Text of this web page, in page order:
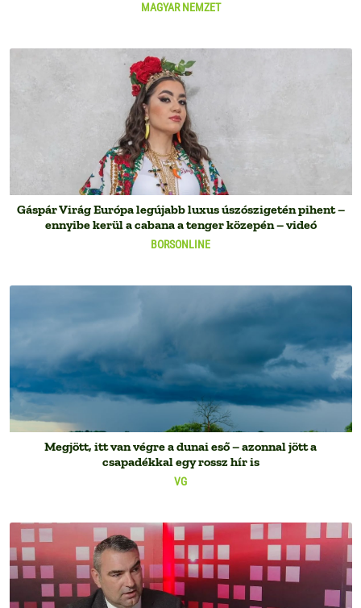
MAGYAR NEMZET
BORSONLINE
Gáspár Virág Európa legújabb luxus úszószigetén pihent –
ennyibe kerül a cabana a tenger közepén – videó
VG
Megjött, itt van végre a dunai eső – azonnal jött a
csapadékkal egy rossz hír is